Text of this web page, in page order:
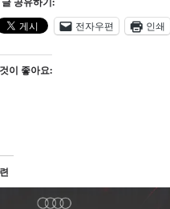
전자우편
인쇄
이 좋아요: